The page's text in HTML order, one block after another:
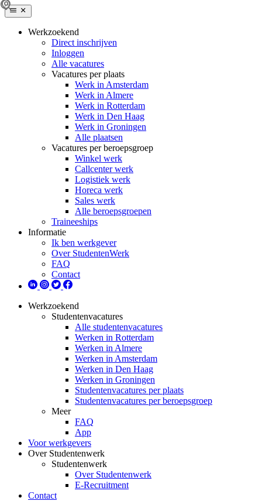
Werkzoekend
Direct inschrijven
Inloggen
Alle vacatures
Vacatures per plaats
Werk in Amsterdam
Werk in Almere
Werk in Rotterdam
Werk in Den Haag
Werk in Groningen
Alle plaatsen
Vacatures per beroepsgroep
Winkel werk
Callcenter werk
Logistiek werk
Horeca werk
Sales werk
Alle beroepsgroepen
Traineeships
Informatie
Ik ben werkgever
Over StudentenWerk
FAQ
Contact
Werkzoekend
Studentenvacatures
Alle studentenvacatures
Werken in Rotterdam
Werken in Almere
Werken in Amsterdam
Werken in Den Haag
Werken in Groningen
Studentenvacatures per plaats
Studentenvacatures per beroepsgroep
Meer
FAQ
App
Voor werkgevers
Over Studentenwerk
Studentenwerk
Over Studentenwerk
E-Recruitment
Contact